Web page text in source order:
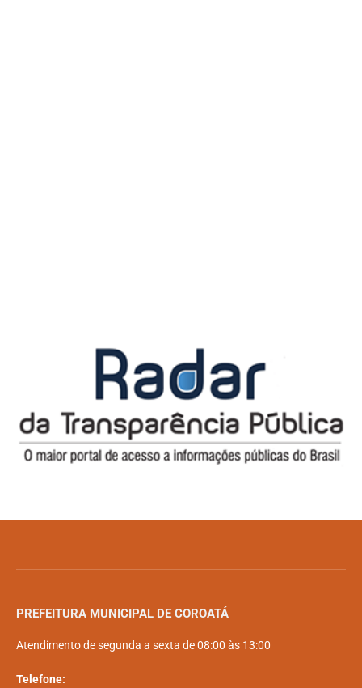
PREFEITURA MUNICIPAL DE COROATÁ
Atendimento de segunda a sexta de 08:00 às 13:00
Telefone: